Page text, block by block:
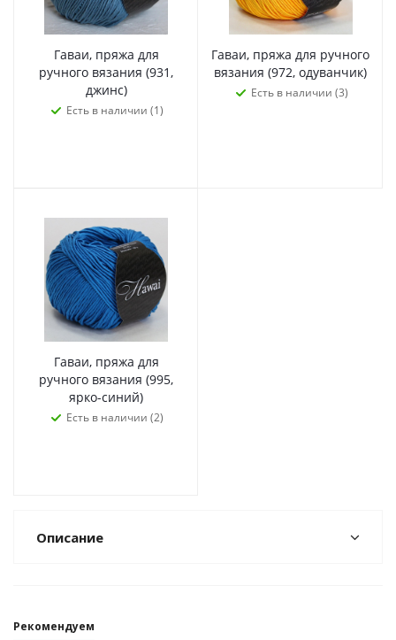
Гаваи, пряжа для
ручного вязания (931,
джинс)
Есть в наличии (1)
Гаваи, пряжа для ручного
вязания (972, одуванчик)
Есть в наличии (3)
Гаваи, пряжа для
ручного вязания (995,
ярко-синий)
Есть в наличии (2)
Описание
Рекомендуем